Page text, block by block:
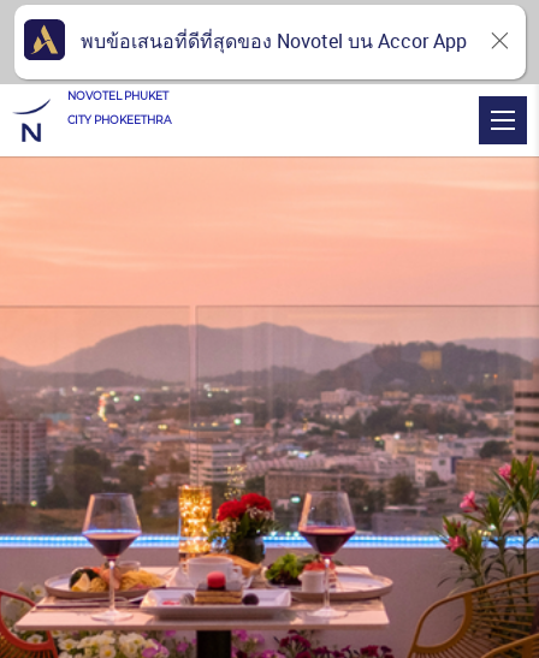
NOVOTEL PHUKET
CITY PHOKEETHRA
พบข้อเสนอที่ดีที่สุดของ Novotel บน Accor App